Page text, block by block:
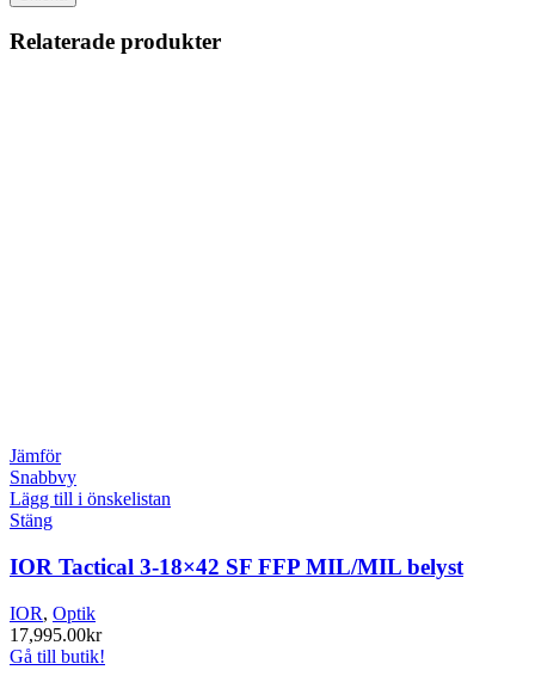
Relaterade produkter
Jämför
Snabbvy
Lägg till i önskelistan
Stäng
IOR Tactical 3-18×42 SF FFP MIL/MIL belyst
IOR, Optik
17,995.00kr
Gå till butik!